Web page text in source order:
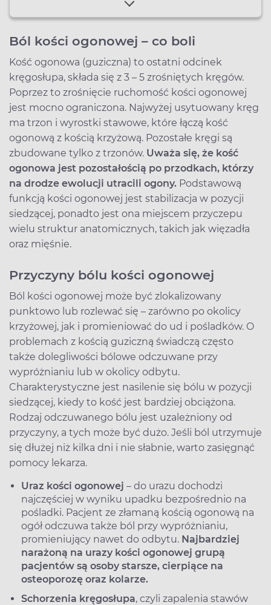
Ból kości ogonowej – co boli
Kość ogonowa (guziczna) to ostatni odcinek
kręgosłupa, składa się z 3 – 5 zrośniętych kręgów.
Poprzez to zrośnięcie ruchomość kości ogonowej
jest mocno ograniczona. Najwyżej usytuowany kręg
ma trzon i wyrostki stawowe, które łączą kość
ogonową z kością krzyżową. Pozostałe kręgi są
zbudowane tylko z trzonów. Uważa się, że kość
ogonowa jest pozostałością po przodkach, którzy
na drodze ewolucji utracili ogony. Podstawową
funkcją kości ogonowej jest stabilizacja w pozycji
siedzącej, ponadto jest ona miejscem przyczepu
wielu struktur anatomicznych, takich jak więzadła
oraz mięśnie.
Przyczyny bólu kości ogonowej
Ból kości ogonowej może być zlokalizowany
punktowo lub rozlewać się – zarówno po okolicy
krzyżowej, jak i promieniować do ud i pośladków. O
problemach z kością guziczną świadczą często
także dolegliwości bólowe odczuwane przy
wypróżnianiu lub w okolicy odbytu.
Charakterystyczne jest nasilenie się bólu w pozycji
siedzącej, kiedy to kość jest bardziej obciążona.
Rodzaj odczuwanego bólu jest uzależniony od
przyczyny, a tych może być dużo. Jeśli ból utrzymuje
się dłużej niż kilka dni i nie słabnie, warto zasięgnąć
pomocy lekarza.
Uraz kości ogonowej – do urazu dochodzi
najczęściej w wyniku upadku bezpośrednio na
pośladki. Pacjent ze złamaną kością ogonową na
ogół odczuwa także ból przy wypróżnianiu,
promieniujący nawet do odbytu. Najbardziej
narażoną na urazy kości ogonowej grupą
pacjentów są osoby starsze, cierpiące na
osteoporozę oraz kolarze.
Schorzenia kręgosłupa, czyli zapalenia stawów